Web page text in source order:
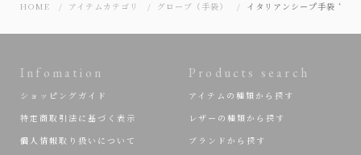
HOME アイテムカテゴリ グローブ（手袋） イタリアンシープ手袋
Infomation
ショッピングガイド
特定商取引法に基づく表示
個人情報取り扱いについて
Products search
アイテムの種類から探す
レザーの種類から探す
ブランドから探す